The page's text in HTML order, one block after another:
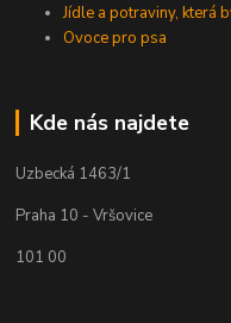
Jídle a potraviny, která
Ovoce pro psa
Kde nás najdete
Uzbecká 1463/1
Praha 10 - Vršovice
101 00